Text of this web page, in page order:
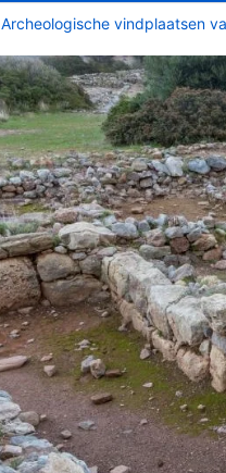
Archeologische vindplaatsen